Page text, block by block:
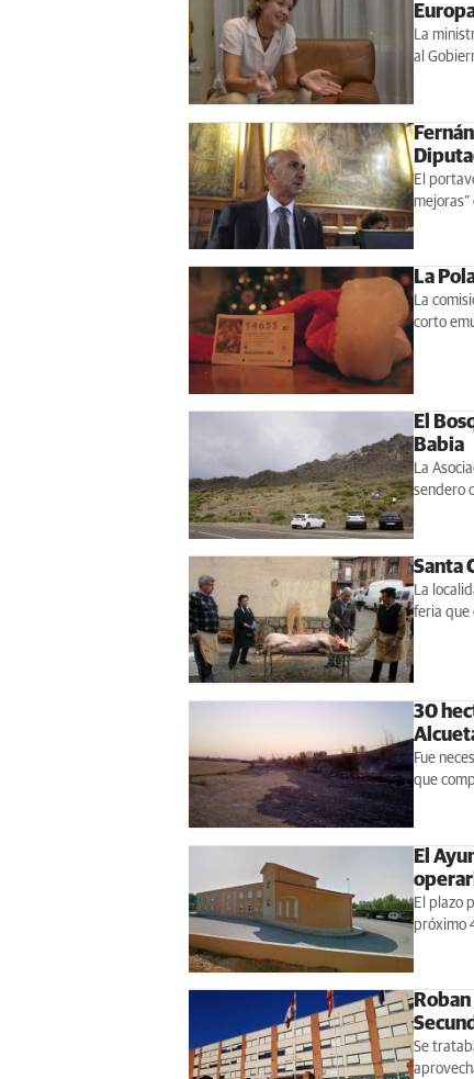
La
al
El
La
La
corto
El
Babia
La
sendero
Santa
La
feria que
30
Fue
que
El
El plazo
próximo
Se